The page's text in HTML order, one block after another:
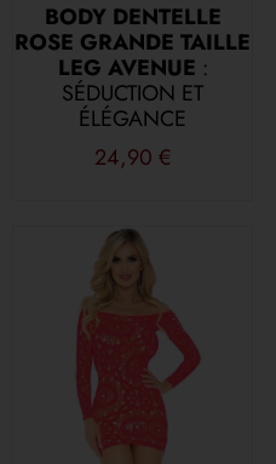
BODY DENTELLE
ROSE GRANDE TAILLE
LEG AVENUE :
SÉDUCTION ET
ÉLÉGANCE
24,90 €